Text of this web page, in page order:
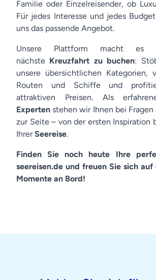
Familie oder Einzelreisender, ob
Für jedes Interesse und jedes
uns das passende Angebot.
Unsere Plattform macht es
nächste Kreuzfahrt zu buchen:
unsere übersichtlichen Kategorien,
Routen und Schiffe und
attraktiven Preisen. Als
Experten stehen wir Ihnen bei
zur Seite – von der ersten Inspiration
IhrerSeereise.
Finden Sie noch heute Ihre
seereisen.de und freuen Sie sich auf
Momente an Bord!